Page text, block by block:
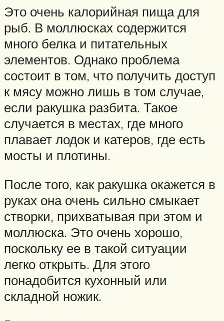
Это очень калорийная пища для
рыб. В моллюсках содержится
много белка и питательных
элементов. Однако проблема
состоит в том, что получить доступ
к мясу можно лишь в том случае,
если ракушка разбита. Такое
случается в местах, где много
плавает лодок и катеров, где есть
мосты и плотины.
После того, как ракушка окажется в
руках она очень сильно смыкает
створки, прихватывая при этом и
моллюска. Это очень хорошо,
поскольку ее в такой ситуации
легко открыть. Для этого
понадобится кухонный или
складной ножик.